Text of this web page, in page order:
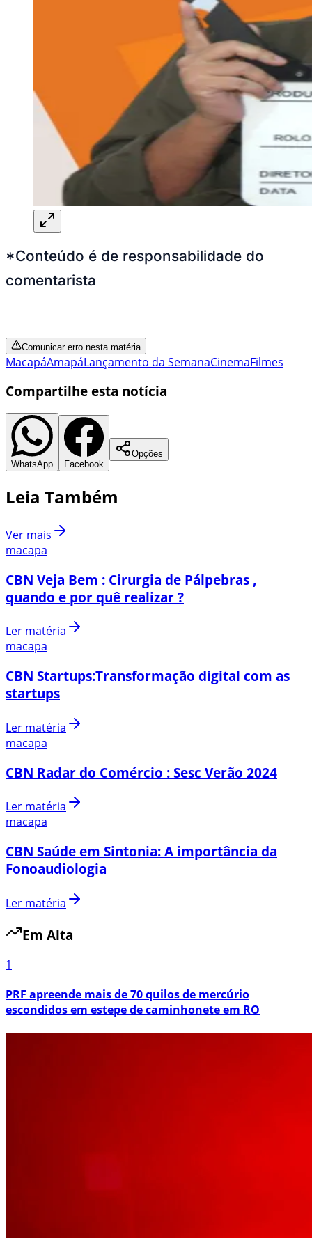
*Conteúdo é de responsabilidade do
comentarista
Comunicar erro nesta matéria
MacapáAmapáLançamento da SemanaCinemaFilmes
Compartilhe esta notícia
WhatsApp Facebook
Opções
Leia Também
Ver mais
macapa
CBN Veja Bem : Cirurgia de Pálpebras ,
quando e por quê realizar ?
Ler matéria
macapa
CBN Startups:Transformação digital com as
startups
Ler matéria
macapa
CBN Radar do Comércio : Sesc Verão 2024
Ler matéria
macapa
CBN Saúde em Sintonia: A importância da
Fonoaudiologia
Ler matéria
Em Alta
1
PRF apreende mais de 70 quilos de mercúrio
escondidos em estepe de caminhonete em RO